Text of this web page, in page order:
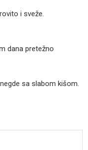
i sveže.
dana pretežno
sa slabom kišom.